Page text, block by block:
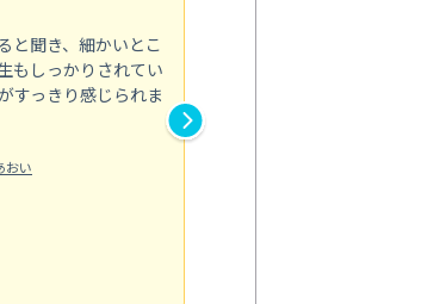
と聞き、細かいとこ
もしっかりされてい
すっきり感じられま
おい